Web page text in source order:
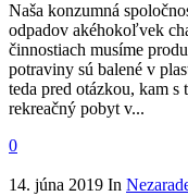
Naša konzumná
odpadov akéhokoľvek
činnostiach musíme
potraviny sú balené v
teda pred otázkou, kam
rekreačný pobyt v...
0
14. júna 2019 In